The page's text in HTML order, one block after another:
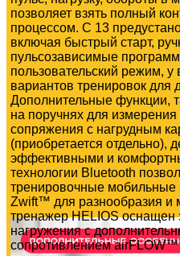
позволяет взять полный
процессом. С 13
включая быстрый старт,
пульсозависимые
пользовательский режим,
вариантов тренировок для
Дополнительные функции,
на поручнях для
сопряжения с нагрудным
(приобретается отдельно),
эффективными и
технологии Bluetooth
тренировочные
Zwift™ для разнообразия и
тренажер HELIOS оснащен
нагружения с
сопротивлением